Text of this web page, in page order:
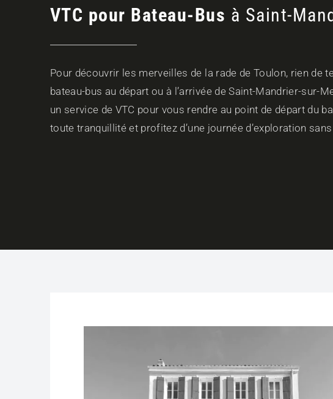
VTC pour Bateau-Bus à Saint-
Pour découvrir les merveilles de la rade de Toulon, rien de
bateau-bus au départ ou à l’arrivée de Saint-Mandrier-sur-
un service de VTC pour vous rendre au point de départ du
toute tranquillité et profitez d’une journée d’exploration